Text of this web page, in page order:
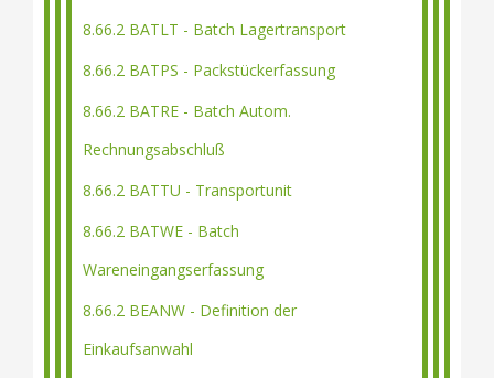
8.66.2 BATLT - Batch Lagertransport
8.66.2 BATPS - Packstückerfassung
8.66.2 BATRE - Batch Autom.
Rechnungsabschluß
8.66.2 BATTU - Transportunit
8.66.2 BATWE - Batch
Wareneingangserfassung
8.66.2 BEANW - Definition der
Einkaufsanwahl